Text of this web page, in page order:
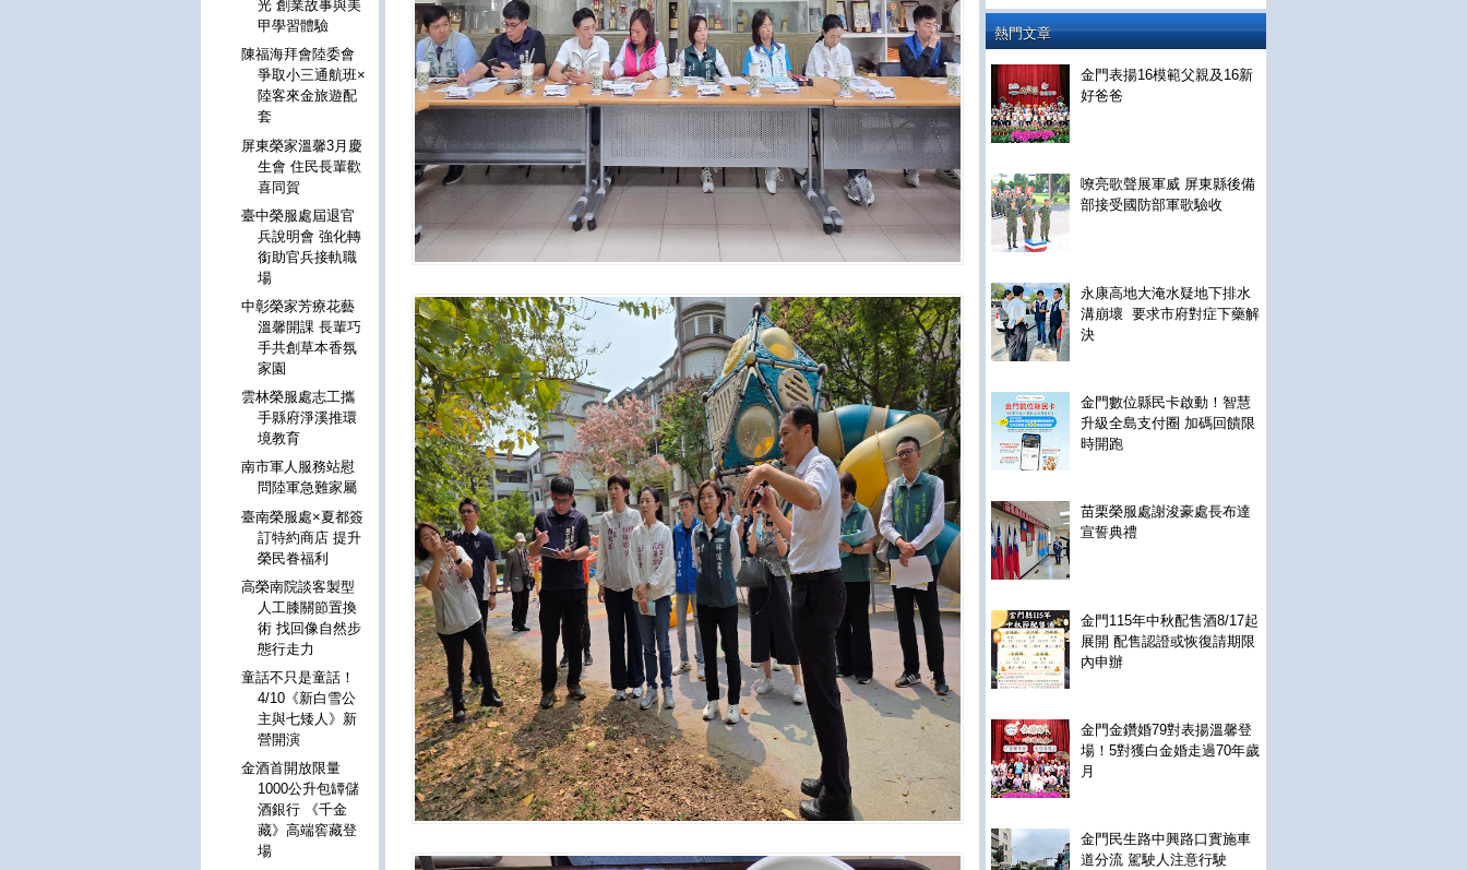
熱門文章
金門表揚16模範父親及16新
好爸爸
嘹亮歌聲展軍威 屏東縣後備
部接受國防部軍歌驗收
永康高地大淹水疑地下排水
溝崩壞 要求市府對症下藥解
決
金門數位縣民卡啟動！智慧
升級全島支付圈 加碼回饋限
時開跑
苗栗榮服處謝浚豪處長布達
宣誓典禮
金門115年中秋配售酒8/17起
展開 配售認證或恢復請期限
內申辦
金門金鑽婚79對表揚溫馨登
場！5對獲白金婚走過70年歲
月
金門民生路中興路口實施車
道分流 駕駛人注意行駛
光 創業故事與美
甲學習體驗
陳福海拜會陸委會
爭取小三通航班×
陸客來金旅遊配
套
屏東榮家溫馨3月慶
生會 住民長輩歡
喜同賀
臺中榮服處屆退官
兵說明會 強化轉
銜助官兵接軌職
場
中彰榮家芳療花藝
溫馨開課 長輩巧
手共創草本香氛
家園
雲林榮服處志工攜
手縣府淨溪推環
境教育
南市軍人服務站慰
問陸軍急難家屬
臺南榮服處×夏都簽
訂特約商店 提升
榮民眷福利
高榮南院談客製型
人工膝關節置換
術 找回像自然步
態行走力
童話不只是童話！
4/10《新白雪公
主與七矮人》新
營開演
金酒首開放限量
1000公升包罈儲
酒銀行 《千金
藏》高端窖藏登
場